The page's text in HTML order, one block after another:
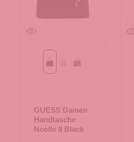
Black Bone Logo
Latte Logo/Brown
GUESS Damen
Handtasche
Noelle II Black